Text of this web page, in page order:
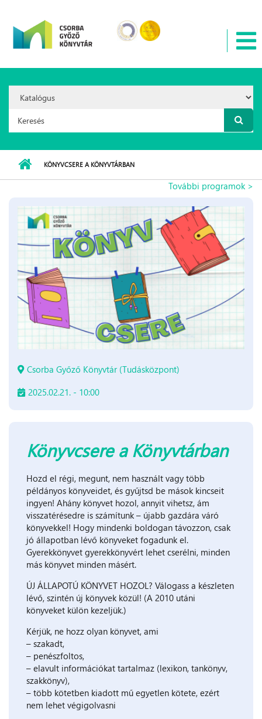
Option:
Keresés űrlap
KÖNYVCSERE A KÖNYVTÁRBAN
További programok >
Csorba Győző Könyvtár (Tudásközpont)
2025.02.21. - 10:00
Könyvcsere a Könyvtárban
Hozd el régi, megunt, nem használt vagy több
példányos könyveidet, és gyűjtsd be mások kincseit
ingyen! Ahány könyvet hozol, annyit vihetsz, ám
visszatérésedre is számítunk – újabb gazdára váró
könyvekkel! Hogy mindenki boldogan távozzon, csak
jó állapotban lévő könyveket fogadunk el.
Gyerekkönyvet gyerekkönyvért lehet cserélni, minden
más könyvet minden másért.
ÚJ ÁLLAPOTÚ KÖNYVET HOZOL? Válogass a készleten
lévő, szintén új könyvek közül! (A 2010 utáni
könyveket külön kezeljük.)
Kérjük, ne hozz olyan könyvet, ami
– szakadt,
– penészfoltos,
– elavult információkat tartalmaz (lexikon, tankönyv,
szakkönyv),
– több kötetben kiadott mű egyetlen kötete, ezért
nem lehet végigolvasni